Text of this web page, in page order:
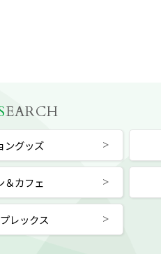
EARCH
ングッズ
＆カフェ
レックス